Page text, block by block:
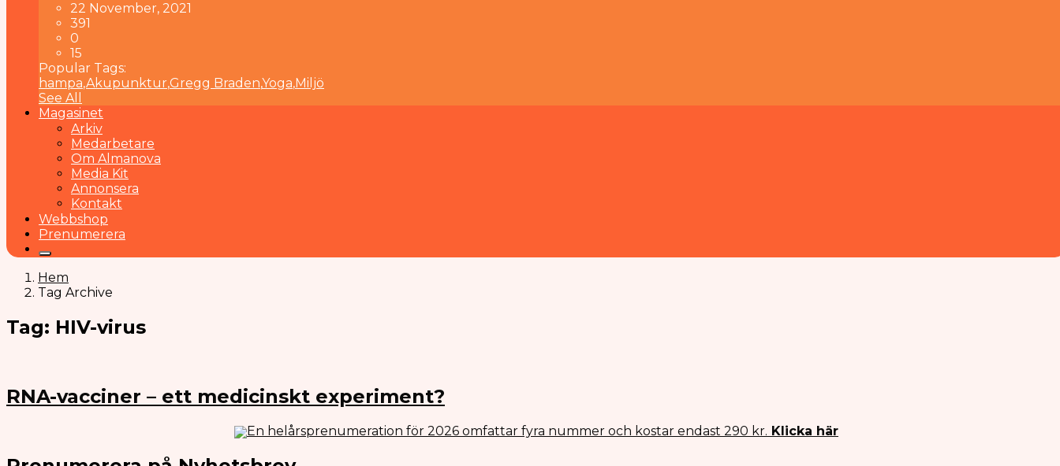
22 November, 2021
391
0
15
Popular Tags:
hampa,Akupunktur,Gregg Braden,Yoga,Miljö
See All
Magasinet
Arkiv
Medarbetare
Om Almanova
Media Kit
Annonsera
Kontakt
Webbshop
Prenumerera
Hem
Tag Archive
Tag: HIV-virus
RNA-vacciner – ett medicinskt experiment?
En helårsprenumeration för 2026 omfattar fyra nummer och kostar endast 290 kr. Klicka här